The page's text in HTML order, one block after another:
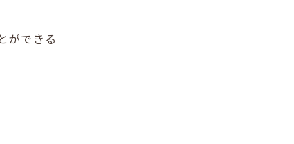
ができる